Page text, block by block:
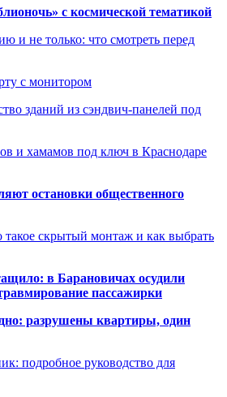
с космической тематикой
и не только: что смотреть перед
с монитором
зданий из сэндвич-панелей под
и хамамов под ключ в Краснодаре
остановки общественного
такое скрытый монтаж и как выбрать
в Барановичах осудили
пассажирки
разрушены квартиры, один
подробное руководство для